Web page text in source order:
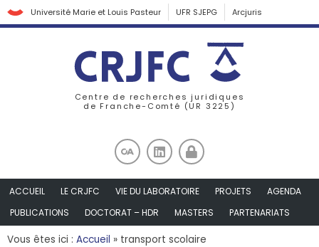
Université Marie et Louis Pasteur UFR SJEPG Arcjuris
Centre de recherches juridiques
de Franche-Comté (UR 3225)
ACCUEIL LE CRJFC VIE DU LABORATOIRE PROJETS
AGENDA
PUBLICATIONS
DOCTORAT – HDR MASTERS PARTENARIATS
Vous êtes ici : Accueil » transport scolaire